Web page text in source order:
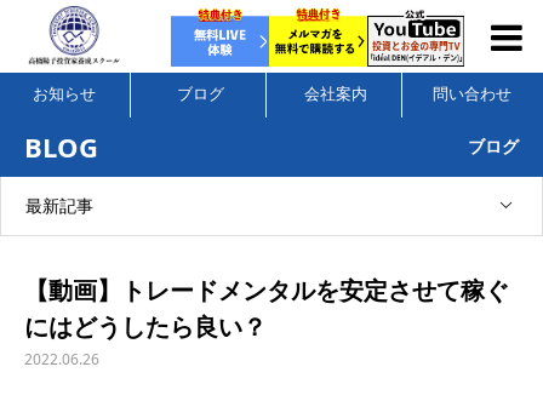
お知らせ ブログ 会社案内 問い合わせ
BLOG ブログ
最新記事
【動画】トレードメンタルを安定させて稼ぐ
にはどうしたら良い？
2022.06.26